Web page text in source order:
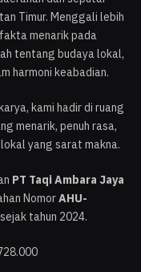
Timur. Menggali lebih
menarik pada
tentang budaya lokal,
harmoni keabadian.
kami hadir di ruang
menarik, penuh rasa,
yang sarat makna.
PT Taqi Ambara Jaya
NomorAHU-
tahun 2024.